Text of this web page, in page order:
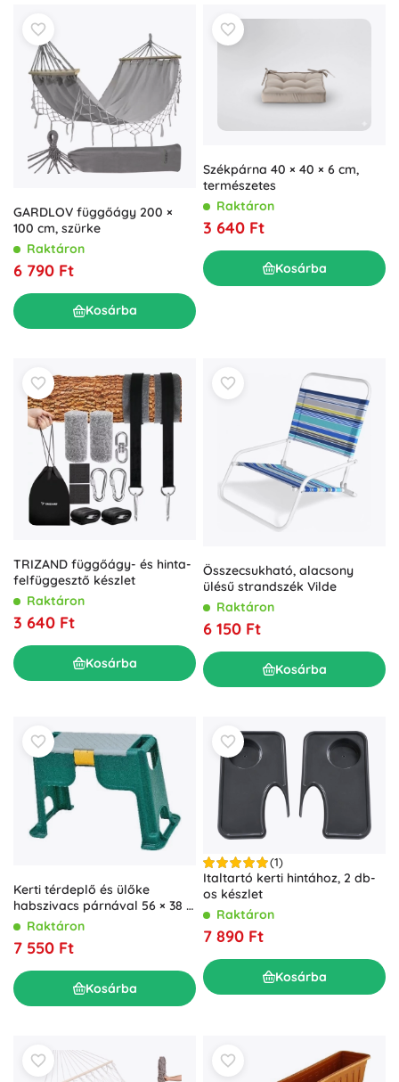
GARDLOV függőágy 200 ×
100 cm, szürke
Raktáron
6 790 Ft
Kosárba
Székpárna 40 × 40 × 6 cm,
természetes
Raktáron
3 640 Ft
Kosárba
TRIZAND függőágy- és hinta-
felfüggesztő készlet
Raktáron
3 640 Ft
Kosárba
Összecsukható, alacsony
ülésű strandszék Vilde
Raktáron
6 150 Ft
Kosárba
Kerti térdeplő és ülőke
habszivacs párnával 56 × 38 ×
28 cm
Raktáron
7 550 Ft
Kosárba
(1)
Italtartó kerti hintához, 2 db-
os készlet
Raktáron
7 890 Ft
Kosárba